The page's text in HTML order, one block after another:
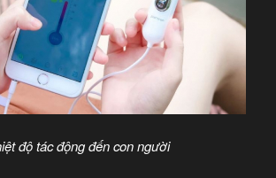
độ tác động đến con người